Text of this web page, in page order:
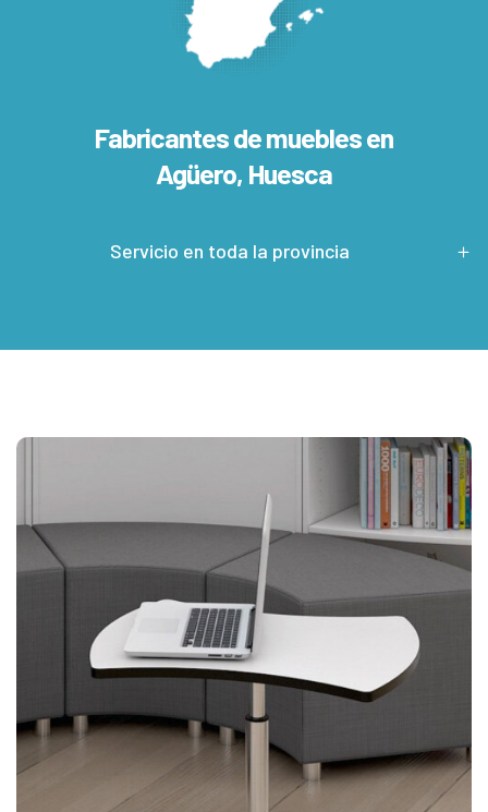
Fabricantes de muebles en
Agüero, Huesca
Servicio en toda la provincia